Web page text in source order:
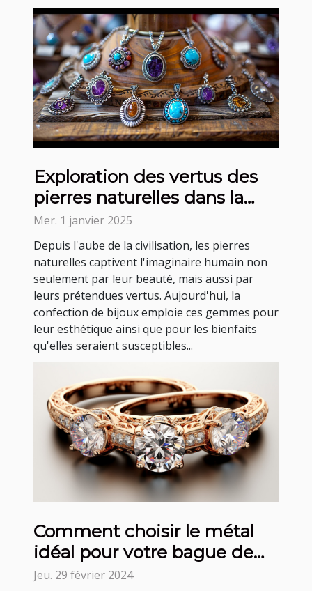
Exploration des vertus des
pierres naturelles dans la
confection de bijoux
Mer. 1 janvier 2025
Depuis l'aube de la civilisation, les pierres
naturelles captivent l'imaginaire humain non
seulement par leur beauté, mais aussi par
leurs prétendues vertus. Aujourd'hui, la
confection de bijoux emploie ces gemmes pour
leur esthétique ainsi que pour les bienfaits
qu'elles seraient susceptibles...
Comment choisir le métal
idéal pour votre bague de
fiançailles
Jeu. 29 février 2024